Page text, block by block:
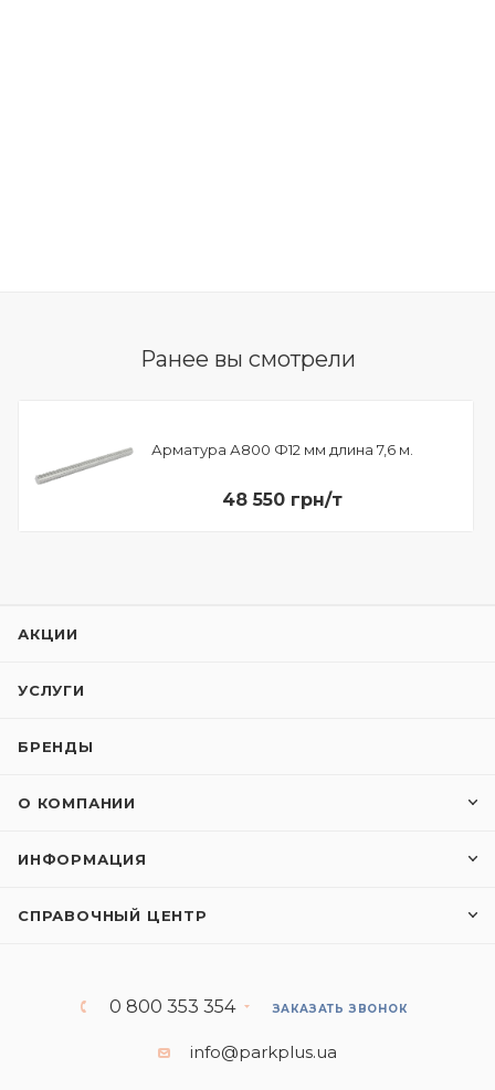
Ранее вы смотрели
Арматура А800 Ф12 мм длина 7,6 м.
48 550 грн/т
АКЦИИ
УСЛУГИ
БРЕНДЫ
О КОМПАНИИ
ИНФОРМАЦИЯ
СПРАВОЧНЫЙ ЦЕНТР
0 800 353 354 ЗАКАЗАТЬ ЗВОНОК
info@parkplus.ua